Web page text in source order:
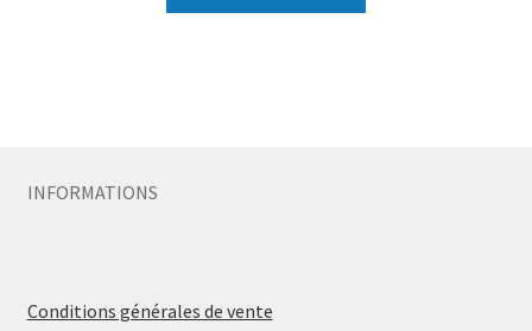
INFORMATIONS
Conditions générales de vente